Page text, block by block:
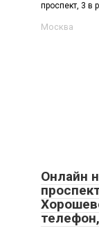
проспект, 3 в
Москва
Онлайн